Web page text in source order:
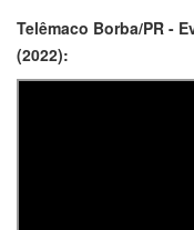
Telêmaco Borba/PR -
(2022):